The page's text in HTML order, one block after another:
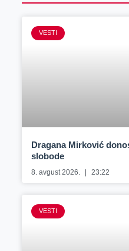
VESTI
Dragana Mirković
slobode
8. avgust 2026. 23:22
VESTI